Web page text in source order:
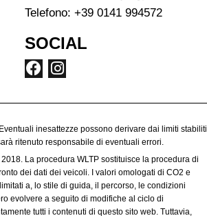
Telefono: +39 0141 994572
SOCIAL
inesattezze possono derivare dai limiti stabiliti
ritenuto responsabile di eventuali errori.
La procedura WLTP sostituisce la procedura di
dei dati dei veicoli. I valori omologati di CO2 e
a, lo stile di guida, il percorso, le condizioni
evolvere a seguito di modifiche al ciclo di
tutti i contenuti di questo sito web. Tuttavia,